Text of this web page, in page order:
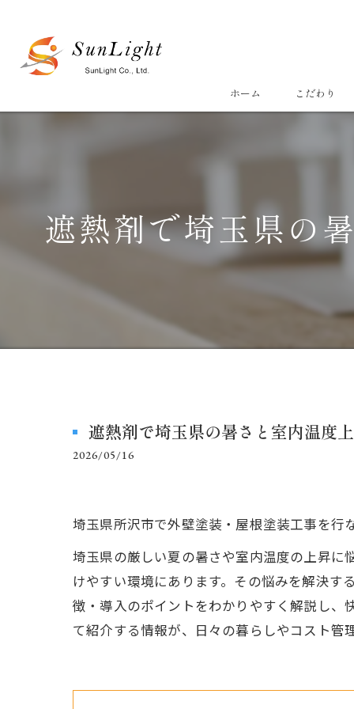
ホーム こだわり
遮熱剤で埼玉県の
遮熱剤で埼玉県の暑さと室内温度
2026/05/16
埼玉県所沢市で外壁塗装・屋根塗装工事を行
埼玉県の厳しい夏の暑さや室内温度の上昇
けやすい環境にあります。その悩みを解決
徴・導入のポイントをわかりやすく解説し、
て紹介する情報が、日々の暮らしやコスト管